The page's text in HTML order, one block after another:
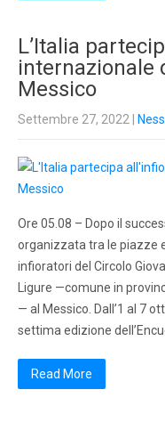
L’Italia
internazionale
Messico
Settembre 27, 2022
Ore 05.08 – Dopo il
organizzata tra le piazze
infioratori del Circolo
Ligure —comune in
— al Messico. Dall’1 al 7
settima edizione
Read More